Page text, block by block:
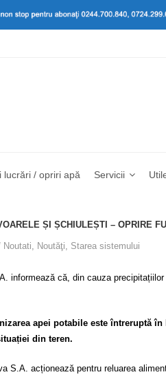
lucrări / opriri apă Servicii
ȘI ȘCHIULEȘTI – OPRIRE
Noutati Noutăţi Starea sistemului
informează că, din cauza
apei potabile este întreruptă
din teren.
S.A. acționează pentru reluarea